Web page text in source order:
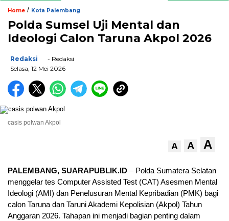
Home / Kota Palembang
Polda Sumsel Uji Mental dan
Ideologi Calon Taruna Akpol 2026
Redaksi
- Redaksi
Selasa, 12 Mei 2026
casis polwan Akpol
A A A
PALEMBANG, SUARAPUBLIK.ID – Polda Sumatera Selatan
menggelar tes Computer Assisted Test (CAT) Asesmen Mental
Ideologi (AMI) dan Penelusuran Mental Kepribadian (PMK) bagi
calon Taruna dan Taruni Akademi Kepolisian (Akpol) Tahun
Anggaran 2026. Tahapan ini menjadi bagian penting dalam